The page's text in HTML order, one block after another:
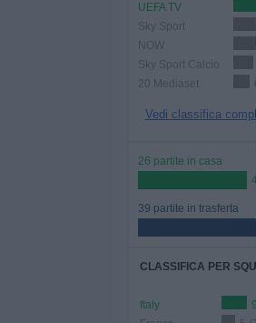
UEFA TV
Sky Sport
NOW
Sky Sport Calcio
20 Mediaset
Vedi classifica
26 partite in casa
39 partite in trasferta
CLASSIFICA PER
Italy